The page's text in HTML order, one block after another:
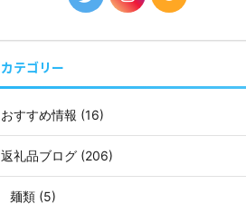
カテゴリー
おすすめ情報 (16)
返礼品ブログ (206)
麺類 (5)